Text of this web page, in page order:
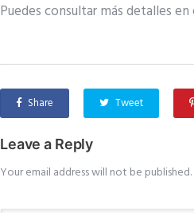
Puedes consultar más detalles
Share Tweet
Leave a Reply
Your email address will not be published.